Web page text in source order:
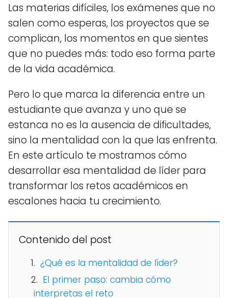
Las materias difíciles, los exámenes que no
salen como esperas, los proyectos que se
complican, los momentos en que sientes
que no puedes más: todo eso forma parte
de la vida académica.
Pero lo que marca la diferencia entre un
estudiante que avanza y uno que se
estanca no es la ausencia de dificultades,
sino la mentalidad con la que las enfrenta.
En este artículo te mostramos cómo
desarrollar esa mentalidad de líder para
transformar los retos académicos en
escalones hacia tu crecimiento.
Contenido del post
¿Qué es la mentalidad de líder?
El primer paso: cambia cómo
interpretas el reto